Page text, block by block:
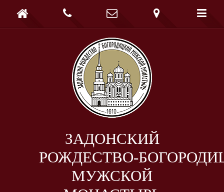
ЗАДОНСКИЙ
РОЖДЕСТВО-
МУЖСКОЙ
    